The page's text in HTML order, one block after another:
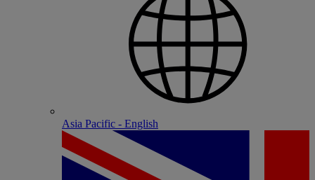
Asia Pacific - English